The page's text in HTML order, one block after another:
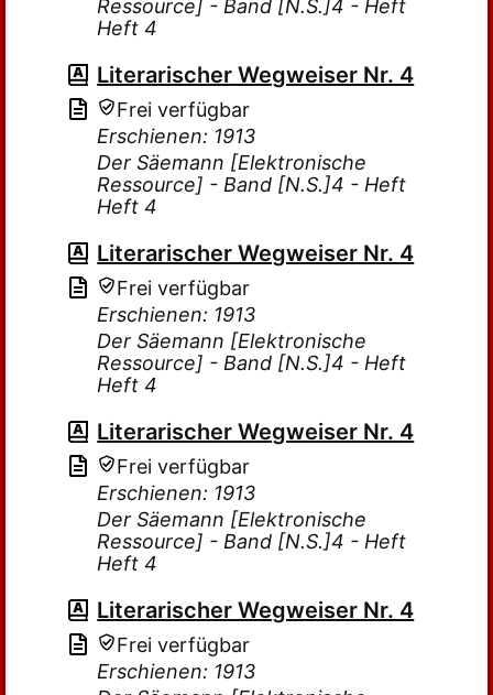
Ressource] - Band [N.S.]4 - Heft
Heft 4
Literarischer Wegweiser Nr. 4
Frei verfügbar
Erschienen: 1913
Der Säemann [Elektronische
Ressource] - Band [N.S.]4 - Heft
Heft 4
Literarischer Wegweiser Nr. 4
Frei verfügbar
Erschienen: 1913
Der Säemann [Elektronische
Ressource] - Band [N.S.]4 - Heft
Heft 4
Literarischer Wegweiser Nr. 4
Frei verfügbar
Erschienen: 1913
Der Säemann [Elektronische
Ressource] - Band [N.S.]4 - Heft
Heft 4
Literarischer Wegweiser Nr. 4
Frei verfügbar
Erschienen: 1913